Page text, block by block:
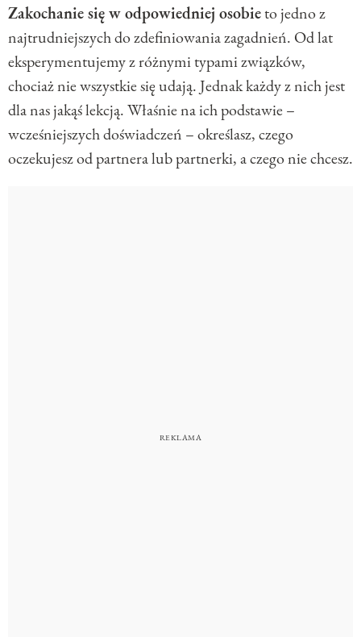
Zakochanie się w odpowiedniej osobieto jedno z
najtrudniejszych do zdefiniowania zagadnień. Od lat
eksperymentujemy z różnymi typami związków,
chociaż nie wszystkie się udają. Jednak każdy z nich jest
dla nas jakąś lekcją. Właśnie na ich podstawie –
wcześniejszych doświadczeń – określasz, czego
oczekujesz od partnera lub partnerki, a czego nie chcesz.